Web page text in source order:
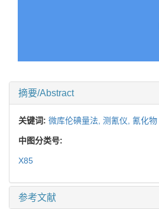
摘要/Abstract
关键词: 微库伦碘量法, 测氰仪, 氰化物
中图分类号:
X85
参考文献